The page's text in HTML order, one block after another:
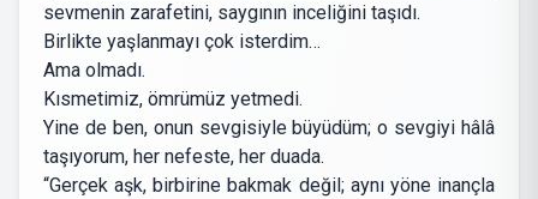
sevmenin zarafetini, saygının inceliğini taşıdı.
Birlikte yaşlanmayı çok isterdim…
Ama olmadı.
Kısmetimiz, ömrümüz yetmedi.
Yine de ben, onun sevgisiyle büyüdüm; o sevgiyi hâlâ
taşıyorum, her nefeste, her duada.
“Gerçek aşk, birbirine bakmak değil; aynı yöne inançla